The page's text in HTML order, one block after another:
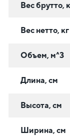
Вес брутто,
Вес нетто, кг
Объем, м^3
Длина, см
Высота, см
Ширина, см